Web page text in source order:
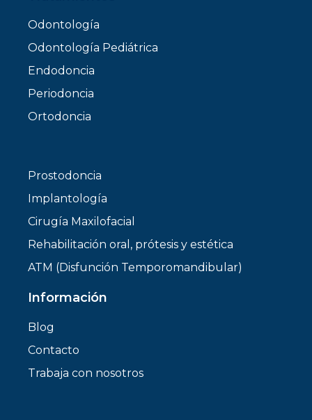
Odontología
Odontología Pediátrica
Endodoncia
Periodoncia
Ortodoncia
Prostodoncia
Implantología
Cirugía Maxilofacial
Rehabilitación oral, prótesis y estética
ATM (Disfunción Temporomandibular)
Información
Blog
Contacto
Trabaja con nosotros